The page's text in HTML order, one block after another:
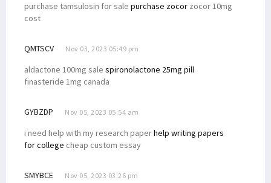
purchase tamsulosin for sale purchase zocor zocor 10mg
cost
QMTSCV Nov 03, 2023 05:49 pm
aldactone 100mg sale spironolactone 25mg pill
finasteride 1mg canada
GYBZDP Nov 05, 2023 05:54 am
i need help with my research paperhelp writing papers
for college cheap custom essay
SMYBCE Nov 05, 2023 03:26 pm